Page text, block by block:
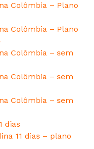
Colômbia – Plano
Colômbia – Plano
Colômbia – sem
Colômbia – sem
Colômbia – sem
dias
11 dias – plano